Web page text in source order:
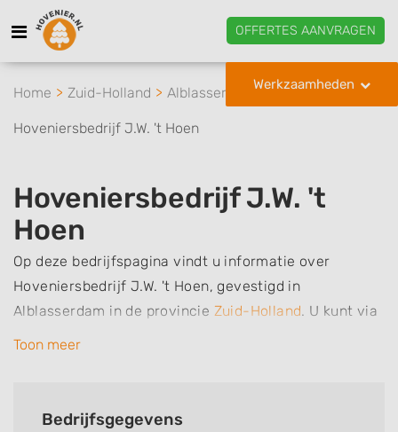
OFFERTES AANVRAGEN
Werkzaamheden
Home Zuid-Holland Alblasserdam
Hoveniersbedrijf J.W. 't Hoen
Hoveniersbedrijf J.W. 't
Hoen
Op deze bedrijfspagina vindt u informatie over
Hoveniersbedrijf J.W. 't Hoen, gevestigd in
Alblasserdam in de provincie Zuid-Holland. U kunt via
deze pagina eenvoudig contact met het bedrijf
werkzaamheden van dit bedrijf, zo kunt u snel zien
Toon meer
Bedrijfsgegevens